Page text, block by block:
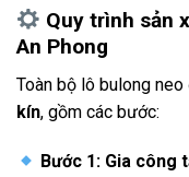
Quy trình sản
An Phong
Toàn bộ lô bulong
kín, gồm các bước:
Bước 1: Gia công